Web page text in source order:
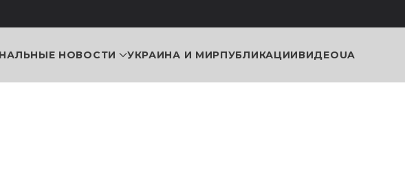
НОВОСТИ УКРАИНА И МИРПУБЛИКАЦИИВИДЕОUA